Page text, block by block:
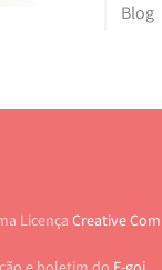
Blog
Licença Creative